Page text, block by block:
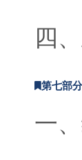
四
第七部
一